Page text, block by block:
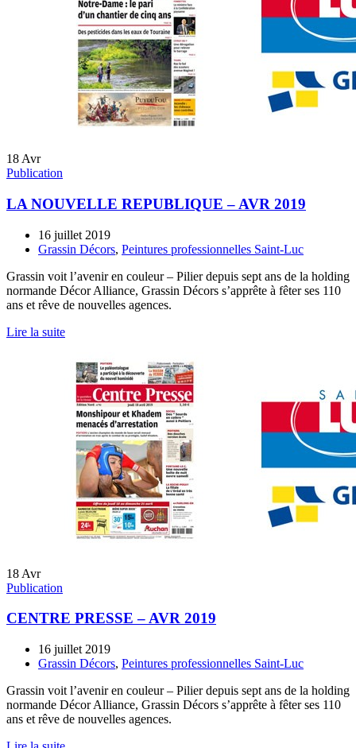
18 Avr
Publication
LA NOUVELLE REPUBLIQUE – AVR 2019
16 juillet 2019
Grassin Décors, Peintures professionnelles Saint-Luc
Grassin voit l’avenir en couleur – Pilier depuis sept ans de la holding
normande Décor Alliance, Grassin Décors s’apprête à fêter ses 110
ans et rêve de nouvelles agences.
Lire la suite
18 Avr
Publication
CENTRE PRESSE – AVR 2019
16 juillet 2019
Grassin Décors, Peintures professionnelles Saint-Luc
Grassin voit l’avenir en couleur – Pilier depuis sept ans de la holding
normande Décor Alliance, Grassin Décors s’apprête à fêter ses 110
ans et rêve de nouvelles agences.